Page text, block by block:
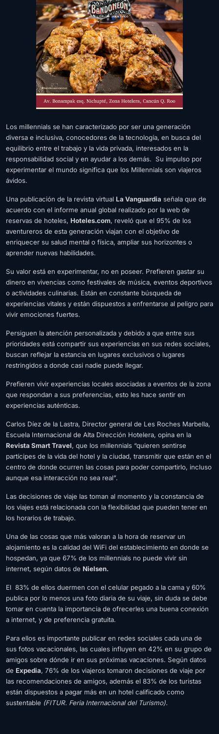
Los millennials se han caracterizado por ser una generación
diversa e inclusiva, conocedores de la tecnología, en busca del
equilibrio entre el trabajo y la vida privada, interesados ​​en la
responsabilidad social y en ayudar a los demás. Su impulso por
experimentar el mundo significa que los Millennials son viajeros
ávidos.
Una publicación de la revista virtual La Vanguardia señala que de
acuerdo con el informe anual global realizado por la web de
reservas de hoteles, Hoteles.com, reveló que el 95% de los
aventureros de esta generación viajan con el objetivo de
enriquecer su salud mental o física, ampliar sus horizontes o
aprender nuevas habilidades.
Su valor está en experimentar, no en poseer. Prefieren gastar su
dinero en vivencias como festivales de música, eventos deportivos
o actividades culinarias. Están en constante búsqueda de
experiencias vitales y están dispuestos a enfrentarse al peligro para
vivir emociones fuertes.
Persiguen la atención personalizada y debido a que entre sus
prioridades está compartir sus experiencias en sus redes sociales,
buscan reflejar la estancia en lugares exclusivos o lugares
restringidos a donde casi nadie puede llegar.
Prefieren vivir experiencias locales asociadas a eventos de la zona
que respondan a sus preferencias, esto les hace sentir en
experiencias auténticas.
Carlos Díez de la Lastra, Director general de Les Roches Marbella,
Escuela Internacional de Alta Dirección Hotelera, opina en la
Revista Smart Travel, que los millennials “quieren sentirse
partícipes de la vida del hotel y la ciudad, transmitir que están en el
centro de donde ocurren las cosas para poder compartirlo, incluso
aunque esa interacción no sea real”.
Las decisiones de viaje las toman al momento y la constancia de
los viajes está relacionada con la flexibilidad que pueden tener en
los horarios de trabajo.
Una de las cosas que más valoran a la hora de reservar un
alojamiento es la calidad del WiFi del establecimiento en donde se
hospedan, ya que 67% de los millennials no puede vivir sin
internet, según datos de Nielsen.
El 83% de ellos duermen con el celular pegado a la cama y 60%
publica por lo menos una foto diaria de su viaje, sin duda se debe
tomar en cuenta la importancia de ofrecerles una buena conexión
a internet, y de preferencia gratuita.
Para ellos es importante publicar en redes sociales cada una de
sus fotos vacacionales, las cuales influyen en 42% en su grupo de
amigos sobre dónde ir en sus próximas vacaciones. Según datos
de Expedia, 76% de los viajeros tomaron decisiones de viaje por
las recomendaciones de amigos, además el 83% de los turistas
están dispuestos a pagar más en un hotel calificado como
sustentable (FITUR. Feria Internacional del Turismo).